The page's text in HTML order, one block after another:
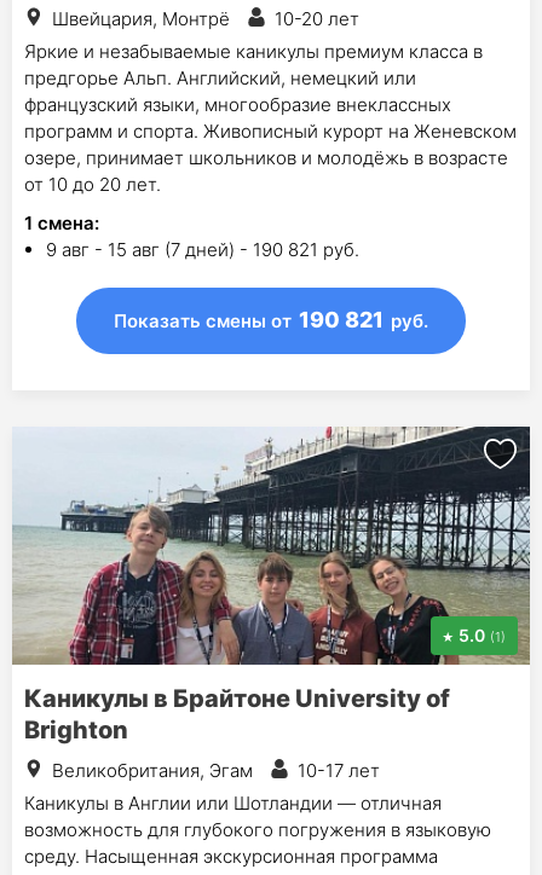
Швейцария, Монтрё
10-20 лет
Яркие и незабываемые каникулы премиум класса в
предгорье Альп. Английский, немецкий или
французский языки, многообразие внеклассных
программ и спорта. Живописный курорт на Женевском
озере, принимает школьников и молодёжь в возрасте
от 10 до 20 лет.
1 смена:
9 авг - 15 авг (7 дней) - 190 821 руб.
Показать смены от 190 821 руб.
5.0 (1)
Каникулы в Брайтоне University of
Brighton
Великобритания, Эгам
10-17 лет
Каникулы в Англии или Шотландии — отличная
возможность для глубокого погружения в языковую
среду. Насыщенная экскурсионная программа